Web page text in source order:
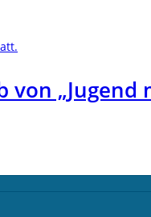
„Jugend